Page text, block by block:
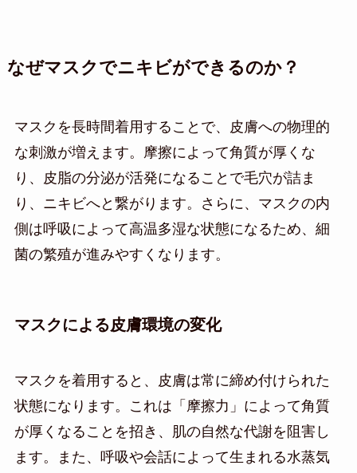
なぜマスクでニキビができるのか？
マスクを長時間着用することで、皮膚への物理的
な刺激が増えます。摩擦によって角質が厚くな
り、皮脂の分泌が活発になることで毛穴が詰ま
り、ニキビへと繋がります。さらに、マスクの内
側は呼吸によって高温多湿な状態になるため、細
菌の繁殖が進みやすくなります。
マスクによる皮膚環境の変化
マスクを着用すると、皮膚は常に締め付けられた
状態になります。これは「摩擦力」によって角質
が厚くなることを招き、肌の自然な代謝を阻害し
ます。また、呼吸や会話によって生まれる水蒸気